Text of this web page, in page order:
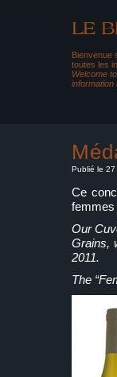
Bienvenue
toutes les
Welcome
information
Publié le 27
Ce
femmes
Our
Grains,
2011.
The